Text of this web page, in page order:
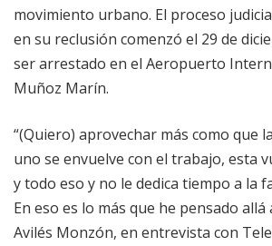
movimiento urbano. El proceso
en su reclusión comenzó el 29 de
ser arrestado en el Aeropuerto
Muñoz Marín.
“(Quiero) aprovechar más como que
uno se envuelve con el trabajo, esta
y todo eso y no le dedica tiempo a la
En eso es lo más que he pensado allá
Avilés Monzón, en entrevista con